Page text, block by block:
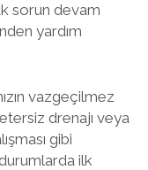
sorun devam
yardım
vazgeçilmez
drenajı veya
gibi
ilk